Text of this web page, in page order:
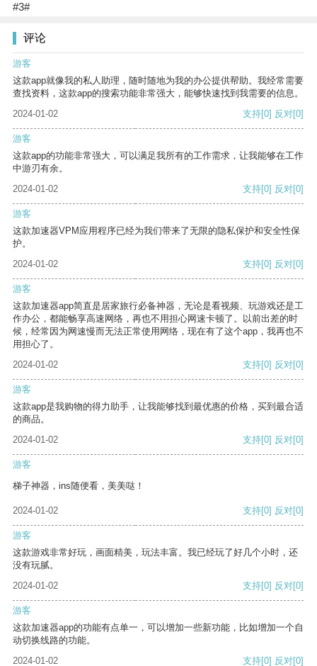
#3#
评论
游客
这款app就像我的私人助理，随时随地为我的办公提供帮助。我经常需要
查找资料，这款app的搜索功能非常强大，能够快速找到我需要的信息。
2024-01-02
支持[0] 反对[0]
游客
这款app的功能非常强大，可以满足我所有的工作需求，让我能够在工作
中游刃有余。
2024-01-02
支持[0] 反对[0]
游客
这款加速器VPM应用程序已经为我们带来了无限的隐私保护和安全性保
护。
2024-01-02
支持[0] 反对[0]
游客
这款加速器app简直是居家旅行必备神器，无论是看视频、玩游戏还是工
作办公，都能畅享高速网络，再也不用担心网速卡顿了。以前出差的时
候，经常因为网速慢而无法正常使用网络，现在有了这个app，我再也不
用担心了。
2024-01-02
支持[0] 反对[0]
游客
这款app是我购物的得力助手，让我能够找到最优惠的价格，买到最合适
的商品。
2024-01-02
支持[0] 反对[0]
游客
梯子神器，ins随便看，美美哒！
2024-01-02 支持[0] 反对[0]
游客
这款游戏非常好玩，画面精美，玩法丰富。我已经玩了好几个小时，还
没有玩腻。
2024-01-02
支持[0] 反对[0]
游客
这款加速器app的功能有点单一，可以增加一些新功能，比如增加一个自
动切换线路的功能。
2024-01-02
支持[0] 反对[0]